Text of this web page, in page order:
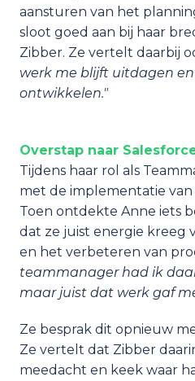
aansturen van het
sloot goed aan bij haar
Zibber. Ze vertelt daarbij
werk me blijft uitdagen
ontwikkelen."
Overstap naar
Tijdens haar rol als
met de implementatie
Toen ontdekte Anne iets
dat ze juist energie kreeg
en het verbeteren van
teammanager had ik
maar juist dat werk gaf
Ze besprak dit opnieuw
Ze vertelt dat Zibber
meedacht en keek waar